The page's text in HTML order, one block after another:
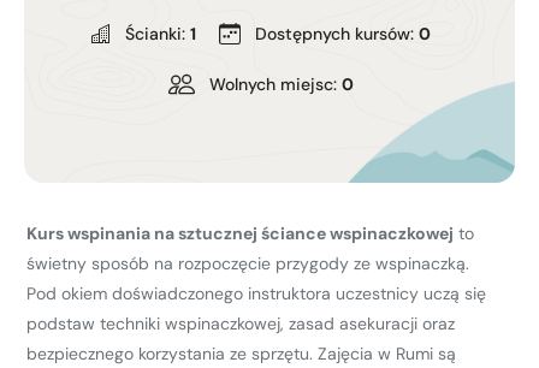
Ścianki: 1 Dostępnych kursów: 0
Wolnych miejsc: 0
Kurs wspinania na sztucznej ściance wspinaczkowej to
świetny sposób na rozpoczęcie przygody ze wspinaczką.
Pod okiem doświadczonego instruktora uczestnicy uczą się
podstaw techniki wspinaczkowej, zasad asekuracji oraz
bezpiecznego korzystania ze sprzętu. Zajęcia w Rumi są
Kurs turystyki wysokogórskiej
Zimowy kurs taternicki